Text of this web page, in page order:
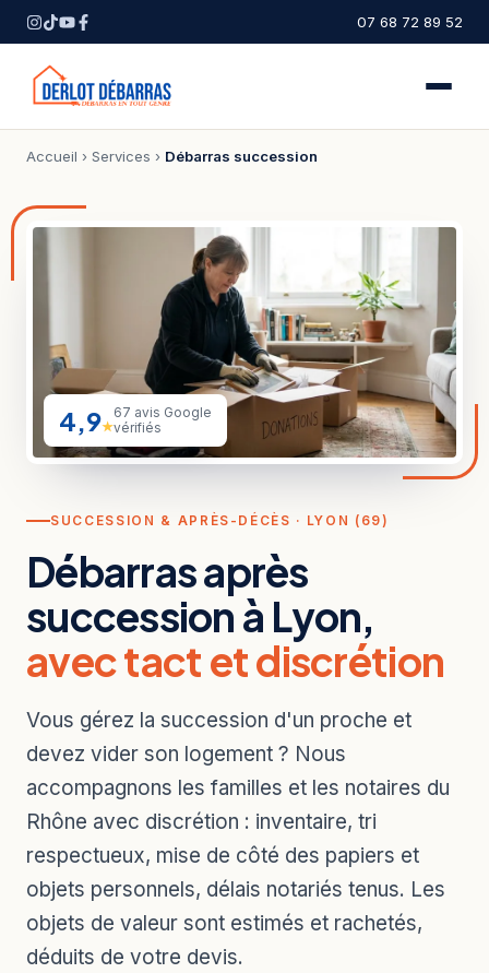
07 68 72 89 52
Accueil › Services › Débarras succession
SUCCESSION & APRÈS-DÉCÈS · LYON (69)
Débarras après
succession à Lyon,
avec tact et discrétion
Vous gérez la succession d'un proche et
devez vider son logement ? Nous
accompagnons les familles et les notaires du
Rhône avec discrétion : inventaire, tri
respectueux, mise de côté des papiers et
objets personnels, délais notariés tenus. Les
objets de valeur sont estimés et rachetés,
déduits de votre devis.
4,9★
67 avis Google
vérifiés